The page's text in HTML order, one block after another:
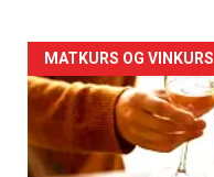
Forsiden
akkurat
nå
MATKURS OG VINKURS